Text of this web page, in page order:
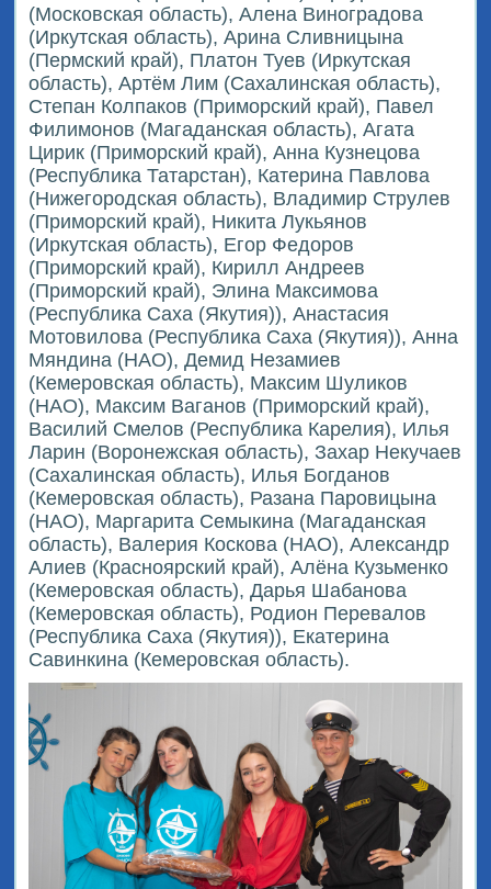
(Московская область), Алена Виноградова
(Иркутская область), Арина Сливницына
(Пермский край), Платон Туев (Иркутская
область), Артём Лим (Сахалинская область),
Степан Колпаков (Приморский край), Павел
Филимонов (Магаданская область), Агата
Цирик (Приморский край), Анна Кузнецова
(Республика Татарстан), Катерина Павлова
(Нижегородская область), Владимир Струлев
(Приморский край), Никита Лукьянов
(Иркутская область), Егор Федоров
(Приморский край), Кирилл Андреев
(Приморский край), Элина Максимова
(Республика Саха (Якутия)), Анастасия
Мотовилова (Республика Саха (Якутия)), Анна
Мяндина (НАО), Демид Незамиев
(Кемеровская область), Максим Шуликов
(НАО), Максим Ваганов (Приморский край),
Василий Смелов (Республика Карелия), Илья
Ларин (Воронежская область), Захар Некучаев
(Сахалинская область), Илья Богданов
(Кемеровская область), Разана Паровицына
(НАО), Маргарита Семыкина (Магаданская
область), Валерия Коскова (НАО), Александр
Алиев (Красноярский край), Алёна Кузьменко
(Кемеровская область), Дарья Шабанова
(Кемеровская область), Родион Перевалов
(Республика Саха (Якутия)), Екатерина
Савинкина (Кемеровская область).